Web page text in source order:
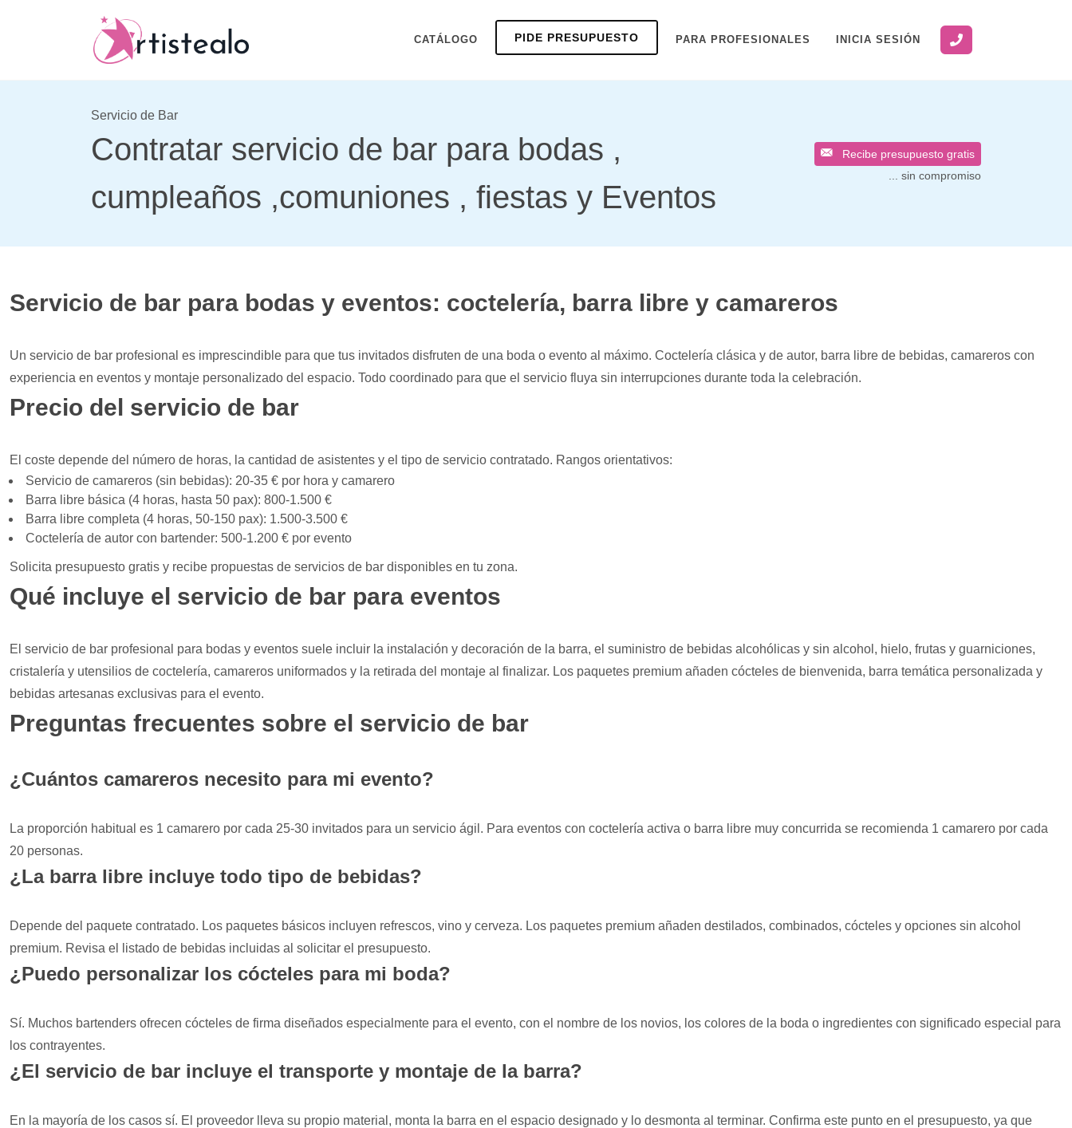
CATÁLOGO PIDE PRESUPUESTO PARA PROFESIONALES INICIA SESIÓN
Servicio de Bar
Contratar servicio de bar para bodas ,
cumpleaños ,comuniones , fiestas y Eventos
Recibe presupuesto gratis
... sin compromiso
Servicio de bar para bodas y eventos: coctelería, barra libre y camareros
Un servicio de bar profesional es imprescindible para que tus invitados disfruten de una boda o evento al máximo. Coctelería clásica y de autor, barra libre de bebidas, camareros con
experiencia en eventos y montaje personalizado del espacio. Todo coordinado para que el servicio fluya sin interrupciones durante toda la celebración.
Precio del servicio de bar
El coste depende del número de horas, la cantidad de asistentes y el tipo de servicio contratado. Rangos orientativos:
Servicio de camareros (sin bebidas): 20-35 € por hora y camarero
Barra libre básica (4 horas, hasta 50 pax): 800-1.500 €
Barra libre completa (4 horas, 50-150 pax): 1.500-3.500 €
Coctelería de autor con bartender: 500-1.200 € por evento
Solicita presupuesto gratis y recibe propuestas de servicios de bar disponibles en tu zona.
Qué incluye el servicio de bar para eventos
El servicio de bar profesional para bodas y eventos suele incluir la instalación y decoración de la barra, el suministro de bebidas alcohólicas y sin alcohol, hielo, frutas y guarniciones,
cristalería y utensilios de coctelería, camareros uniformados y la retirada del montaje al finalizar. Los paquetes premium añaden cócteles de bienvenida, barra temática personalizada y
bebidas artesanas exclusivas para el evento.
Preguntas frecuentes sobre el servicio de bar
¿Cuántos camareros necesito para mi evento?
La proporción habitual es 1 camarero por cada 25-30 invitados para un servicio ágil. Para eventos con coctelería activa o barra libre muy concurrida se recomienda 1 camarero por cada
20 personas.
¿La barra libre incluye todo tipo de bebidas?
Depende del paquete contratado. Los paquetes básicos incluyen refrescos, vino y cerveza. Los paquetes premium añaden destilados, combinados, cócteles y opciones sin alcohol
premium. Revisa el listado de bebidas incluidas al solicitar el presupuesto.
¿Puedo personalizar los cócteles para mi boda?
Sí. Muchos bartenders ofrecen cócteles de firma diseñados especialmente para el evento, con el nombre de los novios, los colores de la boda o ingredientes con significado especial para
los contrayentes.
¿El servicio de bar incluye el transporte y montaje de la barra?
En la mayoría de los casos sí. El proveedor lleva su propio material, monta la barra en el espacio designado y lo desmonta al terminar. Confirma este punto en el presupuesto, ya que